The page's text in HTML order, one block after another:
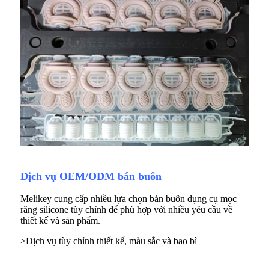
Dịch vụ OEM/ODM bán buôn
Melikey cung cấp nhiều lựa chọn bán buôn dụng cụ mọc
răng silicone tùy chỉnh để phù hợp với nhiều yêu cầu về
thiết kế và sản phẩm.
>Dịch vụ tùy chỉnh thiết kế, màu sắc và bao bì